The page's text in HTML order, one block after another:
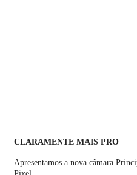
CLARAMENTE MAIS PRO
Apresentamos a nova câmara